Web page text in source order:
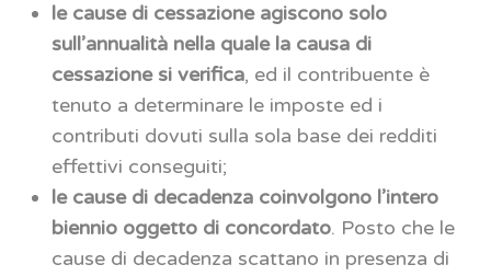
le cause di cessazione agiscono solo
sull’annualità nella quale la causa di
cessazione si verifica, ed il contribuente è
tenuto a determinare le imposte ed i
contributi dovuti sulla sola base dei redditi
effettivi conseguiti;
le cause di decadenza coinvolgono l’intero
biennio oggetto di concordato. Posto che le
cause di decadenza scattano in presenza di